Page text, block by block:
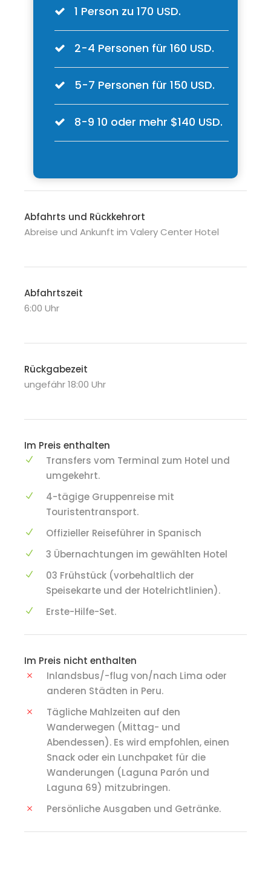
1 Person zu 170 USD.
2-4 Personen für 160 USD.
5-7 Personen für 150 USD.
8-9 10 oder mehr $140 USD.
Abfahrts und Rückkehrort
Abreise und Ankunft im Valery Center Hotel
Abfahrtszeit
6:00 Uhr
Rückgabezeit
ungefähr 18:00 Uhr
Im Preis enthalten
Transfers vom Terminal zum Hotel und
umgekehrt.
4-tägige Gruppenreise mit
Touristentransport.
Offizieller Reiseführer in Spanisch
3 Übernachtungen im gewählten Hotel
03 Frühstück (vorbehaltlich der
Speisekarte und der Hotelrichtlinien).
Erste-Hilfe-Set.
Im Preis nicht enthalten
Inlandsbus/-flug von/nach Lima oder
anderen Städten in Peru.
Tägliche Mahlzeiten auf den
Wanderwegen (Mittag- und
Abendessen). Es wird empfohlen, einen
Snack oder ein Lunchpaket für die
Wanderungen (Laguna Parón und
Laguna 69) mitzubringen.
Persönliche Ausgaben und Getränke.